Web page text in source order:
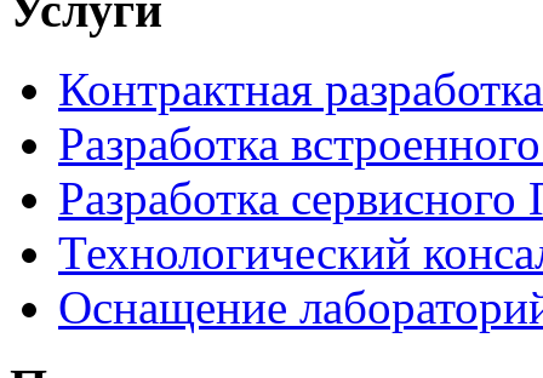
Контрактная разработка
Разработка
Разработка
Технологический
Оснащение